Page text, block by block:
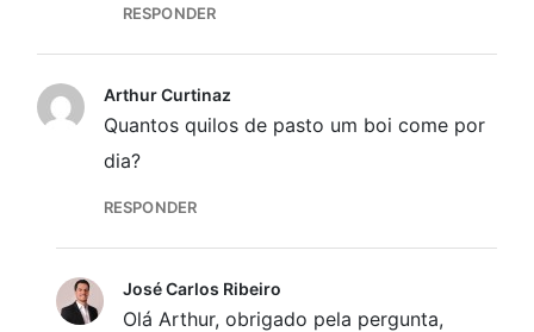
RESPONDER
Arthur Curtinaz
Quantos quilos de pasto um boi come por
dia?
RESPONDER
José Carlos Ribeiro
Olá Arthur, obrigado pela pergunta,